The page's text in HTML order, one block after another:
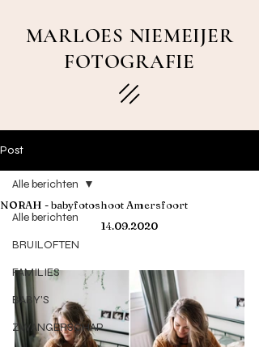
MARLOES NIEMEIJER
FOTOGRAFIE
Post
Alle berichten
BRUILOFTEN
FAMILIES
BABY'S
ZWANGERSCHAP
Alle berichten
NORAH - babyfotoshoot Amersfoort
14.09.2020